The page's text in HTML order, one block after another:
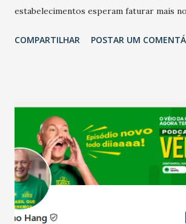
estabelecimentos esperam faturar mais
relação ao último trimestre deste ano,
confraternizações de fim de ano e pelo
Salário para um número maior de
país tem a menor taxa de desemprego
Ainda segundo a Pesquisa, em novembro
bares e restaurantes operaram com
registraram equilíbrio financeiro. Já o
estabelecimentos no prejuízo ficou em
COMPARTILHAR POSTAR UM